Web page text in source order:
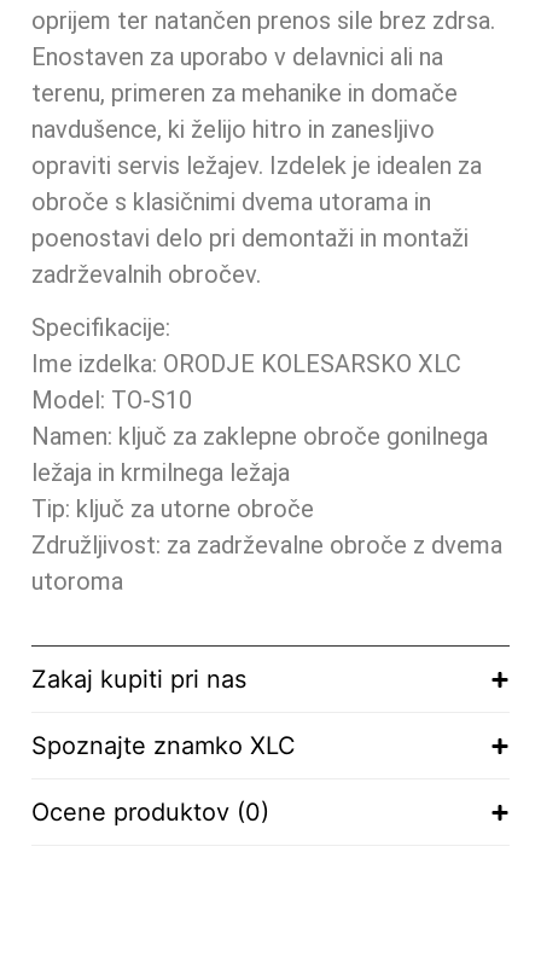
oprijem ter natančen prenos sile brez zdrsa.
Enostaven za uporabo v delavnici ali na
terenu, primeren za mehanike in domače
navdušence, ki želijo hitro in zanesljivo
opraviti servis ležajev. Izdelek je idealen za
obroče s klasičnimi dvema utorama in
poenostavi delo pri demontaži in montaži
zadrževalnih obročev.
Specifikacije:
Ime izdelka: ORODJE KOLESARSKO XLC
Model: TO-S10
Namen: ključ za zaklepne obroče gonilnega
ležaja in krmilnega ležaja
Tip: ključ za utorne obroče
Združljivost: za zadrževalne obroče z dvema
utoroma
Zakaj kupiti pri nas
Spoznajte znamko XLC
Ocene produktov (0)